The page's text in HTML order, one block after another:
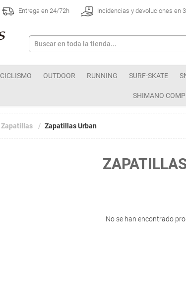
Entrega en 24/72h Incidencias y devoluciones en
CICLISMO OUTDOOR RUNNING SURF-SKATE
SHIMANO
Zapatillas Zapatillas Urban
No se han encontrado